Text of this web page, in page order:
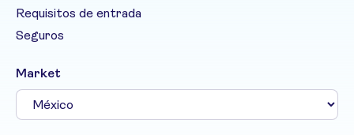
Requisitos de entrada
Seguros
Market